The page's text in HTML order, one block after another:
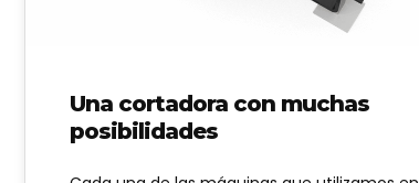
Una cortadora con muchas
posibilidades